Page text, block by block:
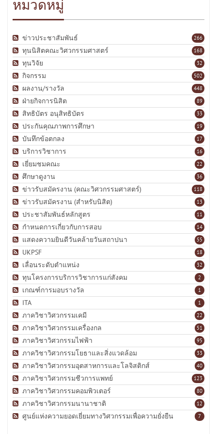
หมวดหมู่
266
ข่าวประชาสัมพันธ์
168
ทุนนิสิตคณะวิศวกรรมศาสตร์
32
ทุนวิจัย
502
กิจกรรม
448
ผลงาน/รางวัล
89
ฝ่ายกิจการนิสิต
33
สิทธิบัตร อนุสิทธิบัตร
19
ประกันคุณภาพการศึกษา
17
บันทึกข้อตกลง
16
บริการวิชาการ
22
เยี่ยมชมคณะ
36
ศึกษาดูงาน
118
ข่าวรับสมัครงาน (คณะวิศวกรรมศาสตร์)
13
ข่าวรับสมัครงาน (สำหรับนิสิต)
11
ประชาสัมพันธ์หลักสูตร
14
กำหนดการเกี่ยวกับการสอบ
55
แสดงความยินดีวันคล้ายวันสถาปนา
18
UKPSF
32
เลื่อนระดับตำแหน่ง
2
ทุนโครงการบริการวิชาการแก่สังคม
1
เกณฑ์การมอบรางวัล
1
ITA
22
ภาควิชาวิศวกรรมเคมี
51
ภาควิชาวิศวกรรมเครื่องกล
95
ภาควิชาวิศวกรรมไฟฟ้า
33
ภาควิชาวิศวกรรมโยธาและสิ่งแวดล้อม
40
ภาควิชาวิศวกรรมอุตสาหการและโลจิสติกส์
123
ภาควิชาวิศวกรรมชีวการแพทย์
80
ภาควิชาวิศวกรรมคอมพิวเตอร์
12
ภาควิชาวิศวกรรมนานาชาติ
7
ศูนย์แห่งความยอดเยี่ยมทางวิศวกรรมเพื่อความยั่งยืน